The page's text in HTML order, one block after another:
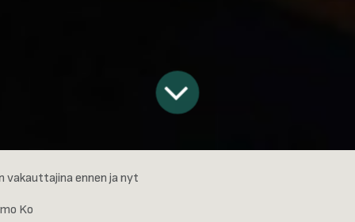
vakauttajina ennen ja nyt
Ko